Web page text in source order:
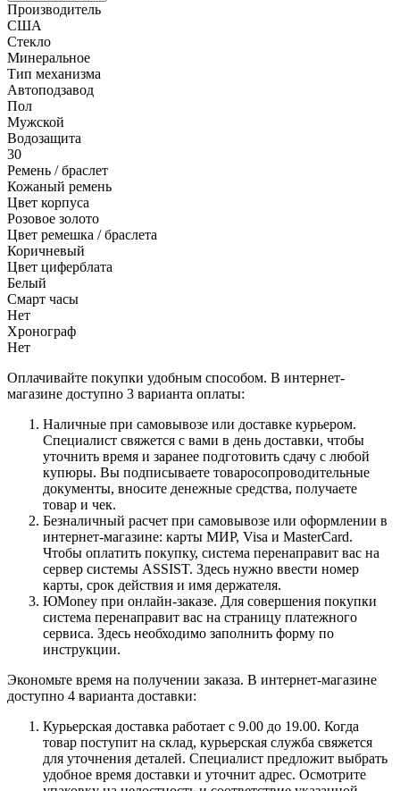
Производитель
США
Стекло
Минеральное
Тип механизма
Автоподзавод
Пол
Мужской
Водозащита
30
Ремень / браслет
Кожаный ремень
Цвет корпуса
Розовое золото
Цвет ремешка / браслета
Коричневый
Цвет циферблата
Белый
Смарт часы
Нет
Хронограф
Нет
Оплачивайте покупки удобным способом. В интернет-
магазине доступно 3 варианта оплаты:
Наличные при самовывозе или доставке курьером.
Специалист свяжется с вами в день доставки, чтобы
уточнить время и заранее подготовить сдачу с любой
купюры. Вы подписываете товаросопроводительные
документы, вносите денежные средства, получаете
товар и чек.
Безналичный расчет при самовывозе или оформлении в
интернет-магазине: карты МИР, Visa и MasterCard.
Чтобы оплатить покупку, система перенаправит вас на
сервер системы ASSIST. Здесь нужно ввести номер
карты, срок действия и имя держателя.
ЮMoney при онлайн-заказе. Для совершения покупки
система перенаправит вас на страницу платежного
сервиса. Здесь необходимо заполнить форму по
инструкции.
Экономьте время на получении заказа. В интернет-магазине
доступно 4 варианта доставки:
Курьерская доставка работает с 9.00 до 19.00. Когда
товар поступит на склад, курьерская служба свяжется
для уточнения деталей. Специалист предложит выбрать
удобное время доставки и уточнит адрес. Осмотрите